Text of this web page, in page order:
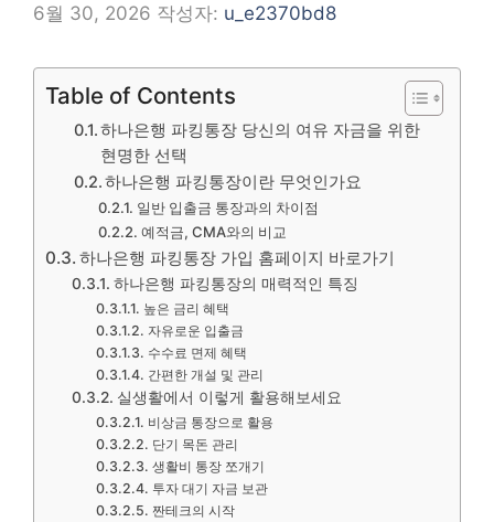
6월 30, 2026 작성자: u_e2370bd8
Table of Contents
하나은행 파킹통장 당신의 여유 자금을 위한
현명한 선택
하나은행 파킹통장이란 무엇인가요
일반 입출금 통장과의 차이점
예적금, CMA와의 비교
하나은행 파킹통장 가입 홈페이지 바로가기
하나은행 파킹통장의 매력적인 특징
높은 금리 혜택
자유로운 입출금
수수료 면제 혜택
간편한 개설 및 관리
실생활에서 이렇게 활용해보세요
비상금 통장으로 활용
단기 목돈 관리
생활비 통장 쪼개기
투자 대기 자금 보관
짠테크의 시작